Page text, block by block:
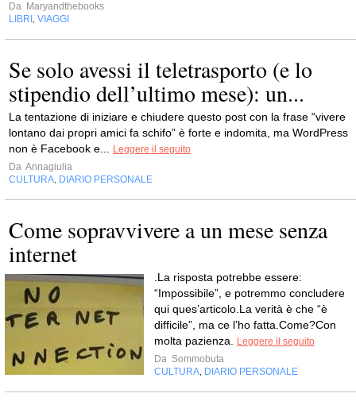
Da Maryandthebooks
LIBRI VIAGGI
Se solo avessi il teletrasporto (e lo
stipendio dell’ultimo mese): un...
La tentazione di iniziare e chiudere questo post con la frase “vivere
lontano dai propri amici fa schifo” è forte e indomita, ma WordPress
non è Facebook e...
Leggere il seguito
Da Annagiulia
CULTURA DIARIO PERSONALE
Come sopravvivere a un mese senza
internet
.La risposta potrebbe essere:
“Impossibile”, e potremmo concludere
qui ques’articolo.La verità è che “è
difficile”, ma ce l’ho fatta.Come?Con
molta pazienza.
Leggere il seguito
Da Sommobuta
CULTURA DIARIO PERSONALE